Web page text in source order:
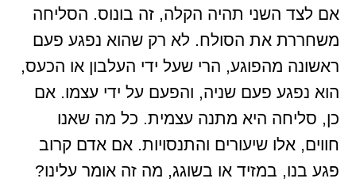
אם לצד השני תהיה הקלה, זה בונוס. הסליחה
משחררת את הסולח. לא רק שהוא נפגע פעם
ראשונה מהפוגע, הרי שעל ידי העלבון או הכעס,
הוא נפגע פעם שניה, והפעם על ידי עצמו. אם
כן, סליחה היא מתנה עצמית. כל מה שאנו
חווים, אלו שיעורים והתנסויות. אם אדם קרוב
פגע בנו, במזיד או בשוגג, מה זה אומר עלינו?